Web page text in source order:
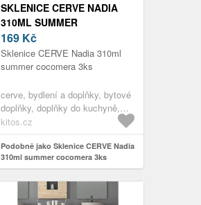
SKLENICE CERVE NADIA
310ML SUMMER
COCOMERA 3KS
169 Kč
Sklenice CERVE Nadia 310ml
summer cocomera 3ks
cerve, bydlení a doplňky, bytové
doplňky, doplňky do kuchyně,
stolování, sklenice
kitos.cz
Podobně jako Sklenice CERVE Nadia
310ml summer cocomera 3ks